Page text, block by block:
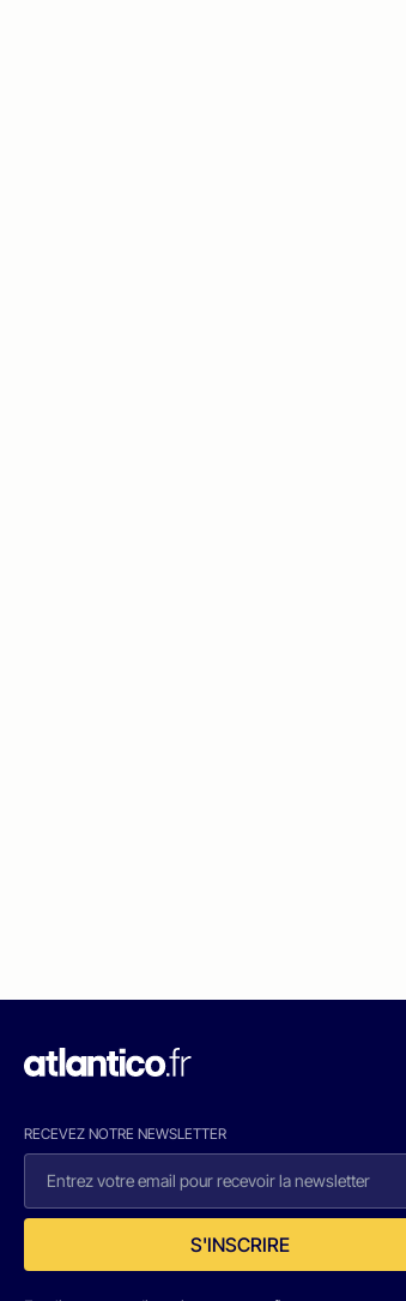
RECEVEZ NOTRE NEWSLETTER
S'INSCRIRE